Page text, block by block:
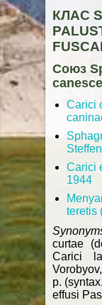
КЛАС
Союз
Carici
Carici
1944
teretis
curtae
Carici
р.
effusi